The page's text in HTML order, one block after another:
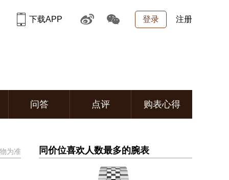
登录 注册
下载APP
问答 点评 购表心得
为准 同价位喜欢人数最多的腕表